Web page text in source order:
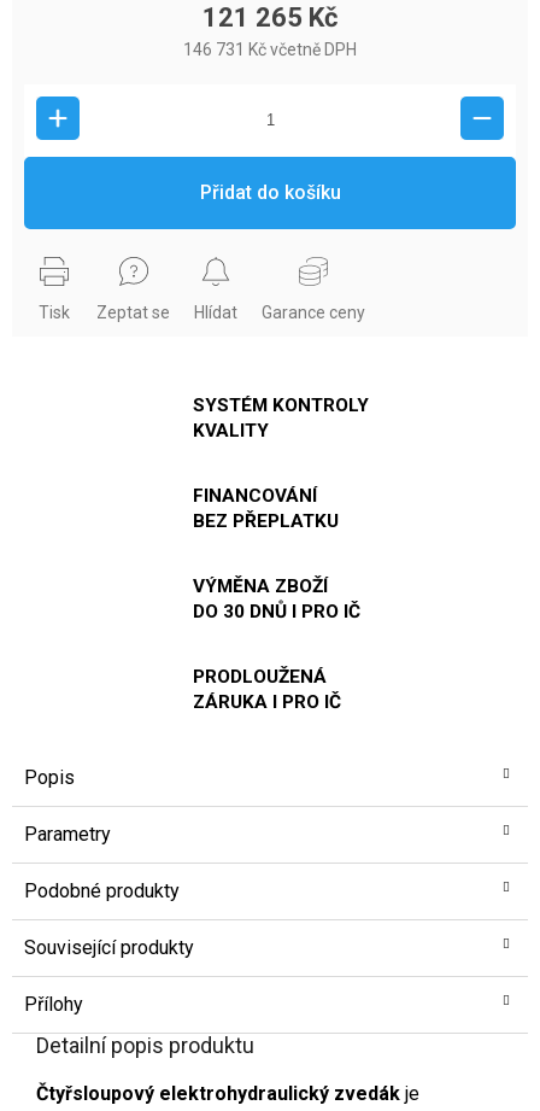
121 265 Kč
146 731 Kč včetně DPH
Přidat do košíku
Tisk Zeptat se Hlídat Garance ceny
SYSTÉM KONTROLY
KVALITY
FINANCOVÁNÍ
BEZ PŘEPLATKU
VÝMĚNA ZBOŽÍ
DO 30 DNŮ I PRO IČ
PRODLOUŽENÁ
ZÁRUKA I PRO IČ
Popis
Parametry
Podobné produkty
Související produkty
Přílohy
Detailní popis produktu
Čtyřsloupový elektrohydraulický zvedák je